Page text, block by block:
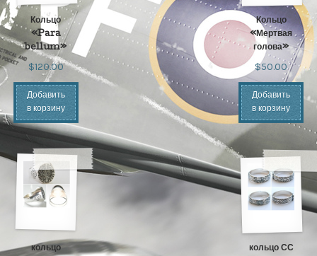
Кольцо
«Para
bellum»
$120.00
Добавить
в корзину
Кольцо
«Мертвая
голова»
$50.00
Добавить
в корзину
кольцо
кольцо СС